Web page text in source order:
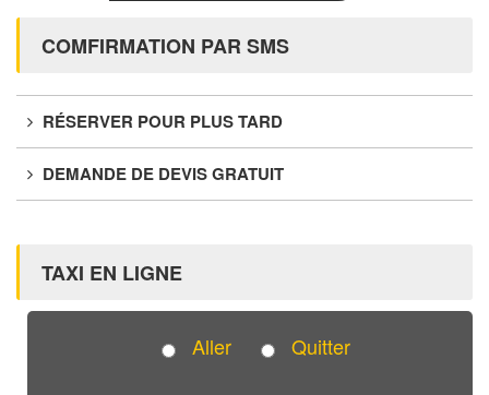
COMFIRMATION PAR SMS
RÉSERVER POUR PLUS TARD
DEMANDE DE DEVIS GRATUIT
TAXI EN LIGNE
Aller Quitter